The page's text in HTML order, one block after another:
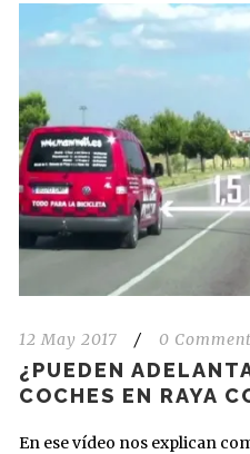
12 May 2017 / 0
¿PUEDEN
COCHES EN RAYA
En ese vídeo nos explican